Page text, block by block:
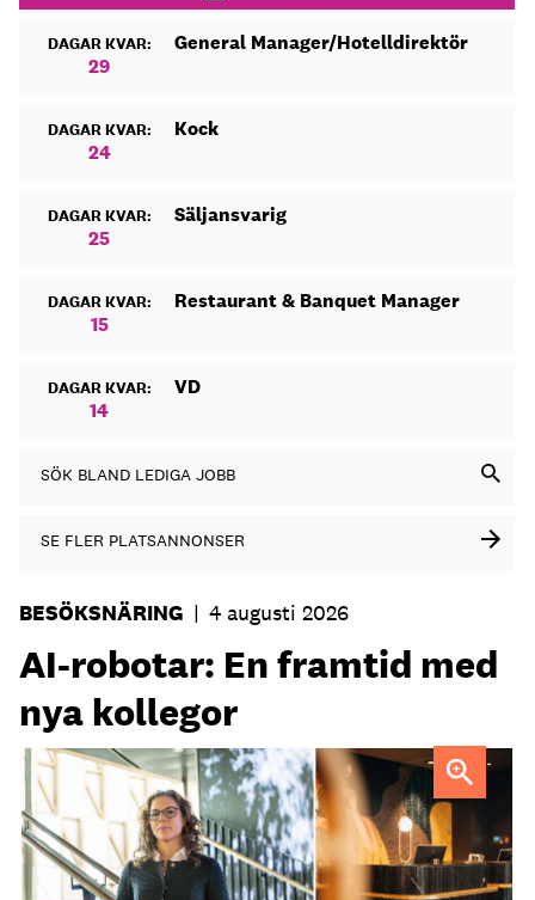
DAGAR KVAR:
29
General Manager/Hotelldirektör
DAGAR KVAR:
24
Kock
DAGAR KVAR:
25
Säljansvarig
DAGAR KVAR:
15
Restaurant & Banquet Manager
DAGAR KVAR:
14
VD
SÖK BLAND LEDIGA JOBB
SE FLER PLATSANNONSER
BESÖKSNÄRING | 4 augusti 2026
AI-robotar: En framtid med
nya kollegor
Professor Kristina Palm FOTO: Theresia Viska FOTO:
Dylan Calluy / Unsplash